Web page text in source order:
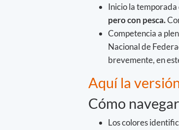
Inicio la temporada
pero con pesca.
Competencia a
Nacional de
brevemente, en
Aquí la
Cómo
Los colores